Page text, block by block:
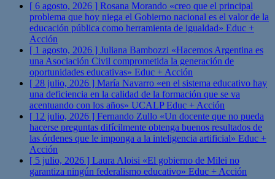
[ 6 agosto, 2026 ] Rosana Morando «creo que el principal
problema que hoy niega el Gobierno nacional es el valor de la
educación pública como herramienta de igualdad» Educ +
Acción
[ 1 agosto, 2026 ] Juliana Bambozzi «Hacemos Argentina es
una Asociación Civil comprometida la generación de
oportunidades educativas» Educ + Acción
[ 28 julio, 2026 ] María Navarro «en el sistema educativo hay
una deficiencia en la calidad de la formación que se va
acentuando con los años» UCALPEduc + Acción
[ 12 julio, 2026 ] Fernando Zullo «Un docente que no pueda
hacerse preguntas difícilmente obtenga buenos resultados de
las órdenes que le imponga a la inteligencia artificial» Educ +
Acción
[ 5 julio, 2026 ] Laura Aloisi «El gobierno de Milei no
garantiza ningún federalismo educativo» Educ + Acción